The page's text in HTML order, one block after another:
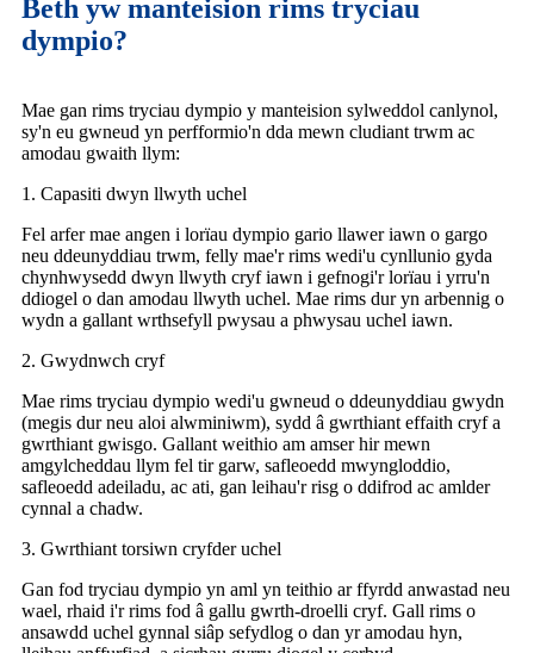
Beth yw manteision rims tryciau
dympio?
Mae gan rims tryciau dympio y manteision sylweddol canlynol,
sy'n eu gwneud yn perfformio'n dda mewn cludiant trwm ac
amodau gwaith llym:
1. Capasiti dwyn llwyth uchel
Fel arfer mae angen i lorïau dympio gario llawer iawn o gargo
neu ddeunyddiau trwm, felly mae'r rims wedi'u cynllunio gyda
chynhwysedd dwyn llwyth cryf iawn i gefnogi'r lorïau i yrru'n
ddiogel o dan amodau llwyth uchel. Mae rims dur yn arbennig o
wydn a gallant wrthsefyll pwysau a phwysau uchel iawn.
2. Gwydnwch cryf
Mae rims tryciau dympio wedi'u gwneud o ddeunyddiau gwydn
(megis dur neu aloi alwminiwm), sydd â gwrthiant effaith cryf a
gwrthiant gwisgo. Gallant weithio am amser hir mewn
amgylcheddau llym fel tir garw, safleoedd mwyngloddio,
safleoedd adeiladu, ac ati, gan leihau'r risg o ddifrod ac amlder
cynnal a chadw.
3. Gwrthiant torsiwn cryfder uchel
Gan fod tryciau dympio yn aml yn teithio ar ffyrdd anwastad neu
wael, rhaid i'r rims fod â gallu gwrth-droelli cryf. Gall rims o
ansawdd uchel gynnal siâp sefydlog o dan yr amodau hyn,